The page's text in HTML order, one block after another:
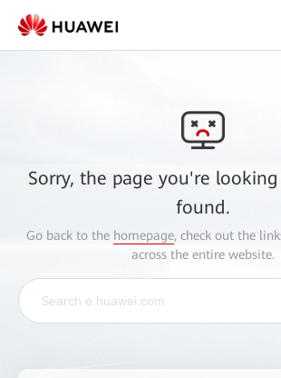
Sorry, the page you're
found.
Go back to the homepage, check out the
across the entire website.